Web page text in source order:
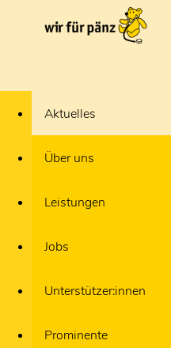
Aktuelles
Über uns
Leistungen
Jobs
Unterstützer:innen
Prominente